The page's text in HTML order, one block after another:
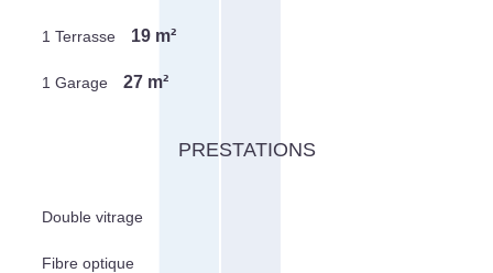
1 Terrasse 19 m²
1 Garage 27 m²
PRESTATIONS
Double vitrage
Fibre optique